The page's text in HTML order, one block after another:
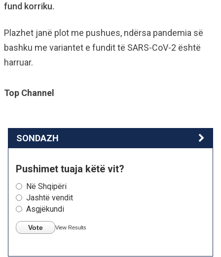
fund korriku.
Plazhet janë plot me pushues, ndërsa pandemia së
bashku me variantet e fundit të SARS-CoV-2 është
harruar.
Top Channel
SONDAZH
Pushimet tuaja këtë vit?
Në Shqipëri
Jashtë vendit
Asgjëkundi
Vote View Results